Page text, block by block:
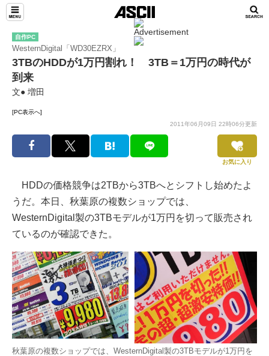
自作PC
WesternDigital「WD30EZRX」
3TBのHDDが1万円割れ！ 3TB＝1万円の時代が
到来
文● 増田
[PC表示へ]
2011年06月09日 22時06分更新
お気に入り
HDDの価格競争は2TBから3TBへとシフトし始めたよ
うだ。本日、秋葉原の複数ショップでは、
WesternDigital製の3TBモデルが1万円を切って販売され
ているのが確認できた。
秋葉原の複数ショップでは、WesternDigital製の3TBモデルが1万円を